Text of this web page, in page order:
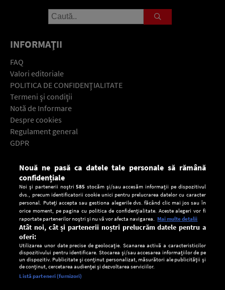
INFORMAŢII
FAQ
Valori editoriale
POLITICA DE CONFIDENŢIALITATE
Termeni şi condiţii
Notă de Informare
Despre cookies
Regulament general
GDPR
Descarcă gratuit aplicaţia Europa FM pentru smartphone:
Setări:
Nouă ne pasă ca datele tale personale să rămână
confidențiale
Noi și partenerii noștri585 stocăm și/sau accesăm informații pe dispozitivul
dvs., precum identificatorii cookie unici pentru prelucrarea datelor cu caracter
personal. Puteți accepta sau gestiona alegerile dvs. făcând clic mai jos sau în
orice moment, pe pagina cu politica de confidențialitate. Aceste alegeri vor fi
raportate partenerilor noștri și nu vă vor afecta navigarea. Mai multe detalii
Atât noi, cât și partenerii noștri prelucrăm datele pentru a
oferi:
Utilizarea unor date precise de geolocație. Scanarea activă a caracteristicilor
dispozitivului pentru identificare. Stocarea și/sau accesarea informațiilor de pe
un dispozitiv. Publicitate și conținut personalizat, măsurători ale publicității și
de conținut, cercetarea audienței și dezvoltarea serviciilor.
Listă parteneri (furnizori)